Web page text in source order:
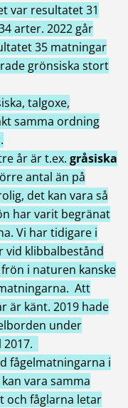
var resultatet 31
arter. 2022 går
35 matningar
grönsiska stort
talgoxe,
samma ordning
år är t.ex. gråsiska
antal än på
det kan vara så
har varit begränat
Vi har tidigare i
vid klibbalbestånd
i naturen kanske
Att
är känt. 2019 hade
under
fågelmatningarna i
vara samma
och fåglarna letar